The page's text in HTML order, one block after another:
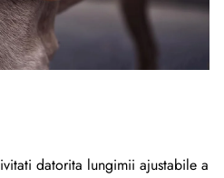
datorita lungimii ajustabile a